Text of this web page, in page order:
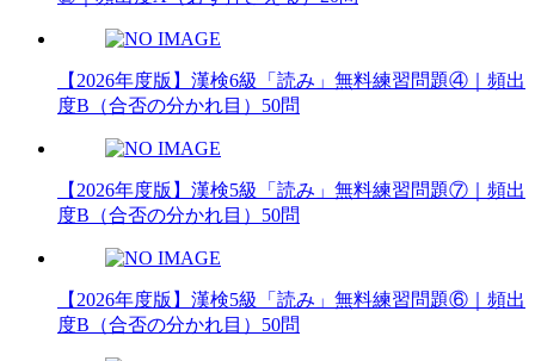
【2026年度版】漢検6級「読み」無料練習問題④｜頻出
度B（合否の分かれ目）50問
【2026年度版】漢検5級「読み」無料練習問題⑦｜頻出
度B（合否の分かれ目）50問
【2026年度版】漢検5級「読み」無料練習問題⑥｜頻出
度B（合否の分かれ目）50問